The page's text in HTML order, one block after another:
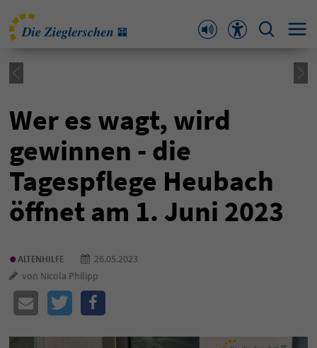
Wer es wagt, wird
gewinnen - die
Tagespflege Heubach
öffnet am 1. Juni 2023
•ALTENHILFE
26.05.2023
von Nicola Philipp